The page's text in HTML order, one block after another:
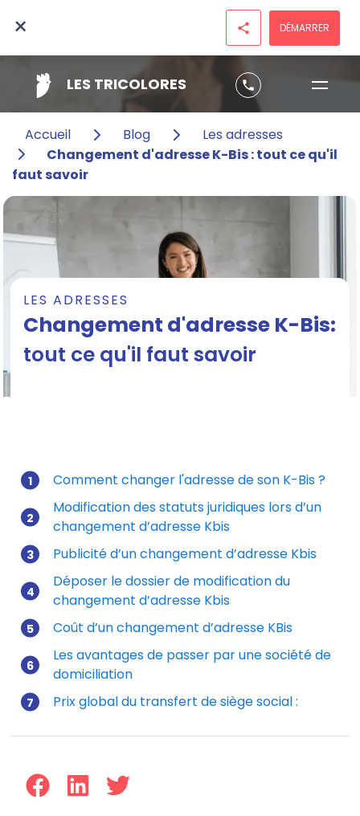
LES TRICOLORES phone
× share DÉMARRER
Accueil Blog
Les adresses
Changement d'adresse K-Bis : tout ce qu'il
faut savoir
LES ADRESSES
Changement d'adresse K-Bis:
tout ce qu'il faut savoir
Mis à jour le 25/11/2025
Comment changer l'adresse de son K-Bis ?
Modification des statuts juridiques lors d’un
changement d’adresse Kbis
Publicité d’un changement d’adresse Kbis
Déposer le dossier de modification du
changement d’adresse Kbis
Coût d’un changement d’adresse KBis
Les avantages de passer par une société de
domiciliation
Prix global du transfert de siège social :